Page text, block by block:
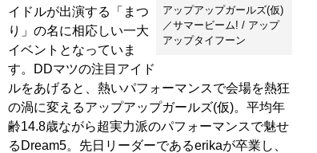
アップアップガールズ(仮)
／サマービーム! / アップ
アップタイフーン
イドルが出演する「まつ
り」の名に相応しい一大
イベントとなっていま
す。DDマツの注目アイド
ルをあげると、熱いパフォーマンスで会場を熱狂
の渦に変えるアップアップガールズ(仮)。平均年
齢14.8歳ながら超実力派のパフォーマンスで魅せ
るDream5。先日リーダーであるerikaが卒業し、